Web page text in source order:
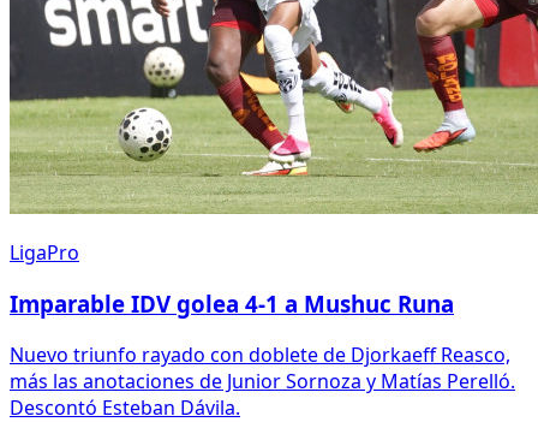
LigaPro
Imparable IDV golea 4-1 a Mushuc Runa
Nuevo triunfo rayado con doblete de Djorkaeff Reasco,
más las anotaciones de Junior Sornoza y Matías Perelló.
Descontó Esteban Dávila.